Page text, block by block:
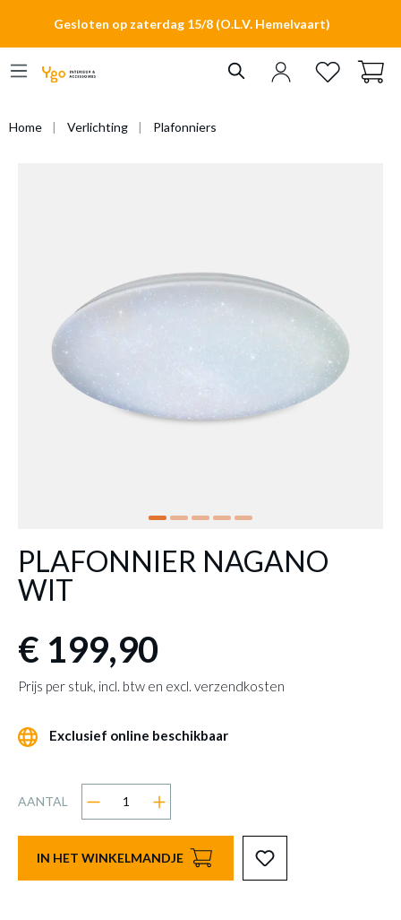
Gesloten op zaterdag 15/8 (O.L.V. Hemelvaart)
Home Verlichting Plafonniers
PLAFONNIER NAGANO
WIT
€ 199,90
Prijs per stuk, incl. btw en excl. verzendkosten
Exclusief online beschikbaar
AANTAL
IN HET WINKELMANDJE